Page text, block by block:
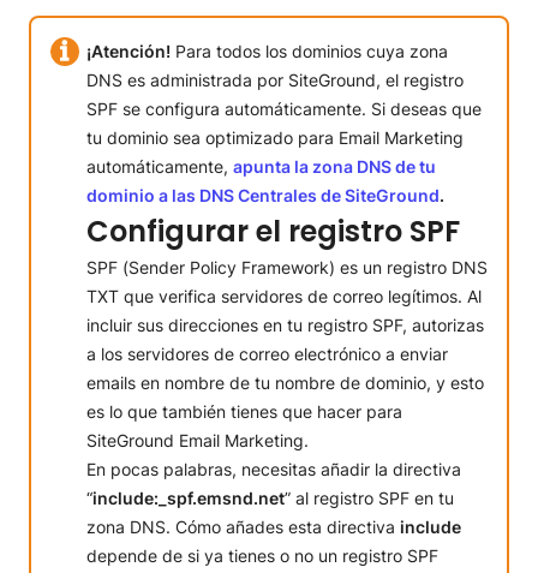
correctamente?
Explorando SPF en detalle
Configurar DMARC
¡Atención! Para todos los dominios cuya zona
DNS es administrada por SiteGround, el registro
SPF se configura automáticamente. Si deseas que
tu dominio sea optimizado para Email Marketing
automáticamente, apunta la zona DNS de tu
dominio a las DNS Centrales de SiteGround.
Configurar el registro SPF
SPF (Sender Policy Framework) es un registro DNS
TXT que verifica servidores de correo legítimos. Al
incluir sus direcciones en tu registro SPF, autorizas
a los servidores de correo electrónico a enviar
emails en nombre de tu nombre de dominio, y esto
es lo que también tienes que hacer para
SiteGround Email Marketing.
En pocas palabras, necesitas añadir la directiva
“include:_spf.emsnd.net” al registro SPF en tu
zona DNS. Cómo añades esta directiva include
depende de si ya tienes o no un registro SPF